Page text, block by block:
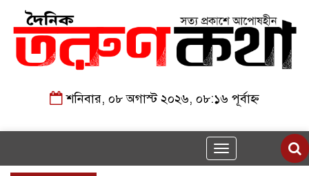
শনিবার, ০৮ অগাস্ট ২০২৬, ০৮:১৬ পূর্বাহ্ন
Toggle
navigation